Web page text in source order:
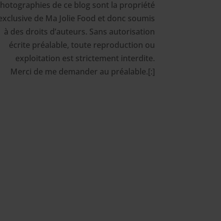
de ce blog sont la propriété
de Ma Jolie Food et donc soumis
à des droits d’auteurs. Sans autorisation
écrite préalable, toute reproduction ou
exploitation est strictement interdite.
Merci de me demander au préalable.[:]